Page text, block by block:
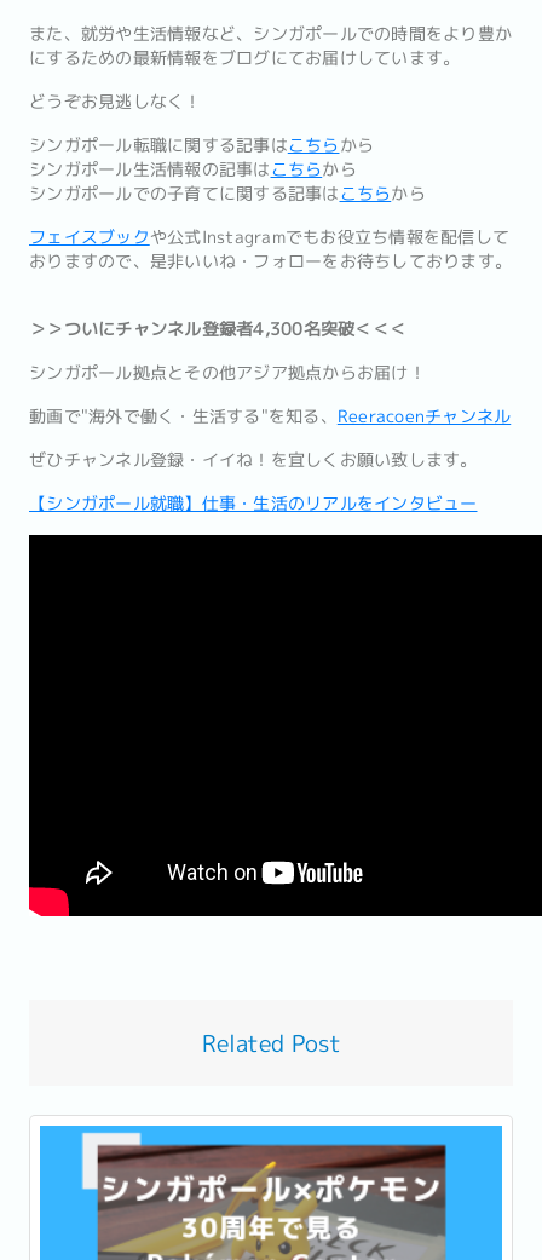
また、就労や生活情報など、シンガポールでの時間をより豊か
にするための最新情報をブログにてお届けしています。
どうぞお見逃しなく！
シンガポール転職に関する記事はこちら から
シンガポール生活情報の記事はこちらから
シンガポールでの子育てに関する記事はこちらから
フェイスブックや公式Instagramでもお役立ち情報を配信して
おりますので、是非いいね・フォローをお待ちしております。
＞＞ついにチャンネル登録者4,300名突破＜＜＜
シンガポール拠点とその他アジア拠点からお届け！
動画で"海外で働く・生活する"を知る、 Reeracoenチャンネル
ぜひチャンネル登録・イイね！を宜しくお願い致します。
【シンガポール就職】仕事・生活のリアルをインタビュー
Related Post